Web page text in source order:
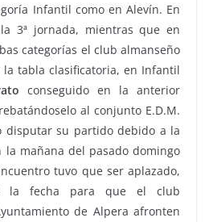
Infantil como en Alevín. En
3ª jornada, mientras que en
categorías el club almanseño
tabla clasificatoria, en Infantil
conseguido en la anterior
al conjunto E.D.M.
disputar su partido debido a la
mañana del pasado domingo
tuvo que ser aplazado,
la fecha para que el club
de Alpera afronten